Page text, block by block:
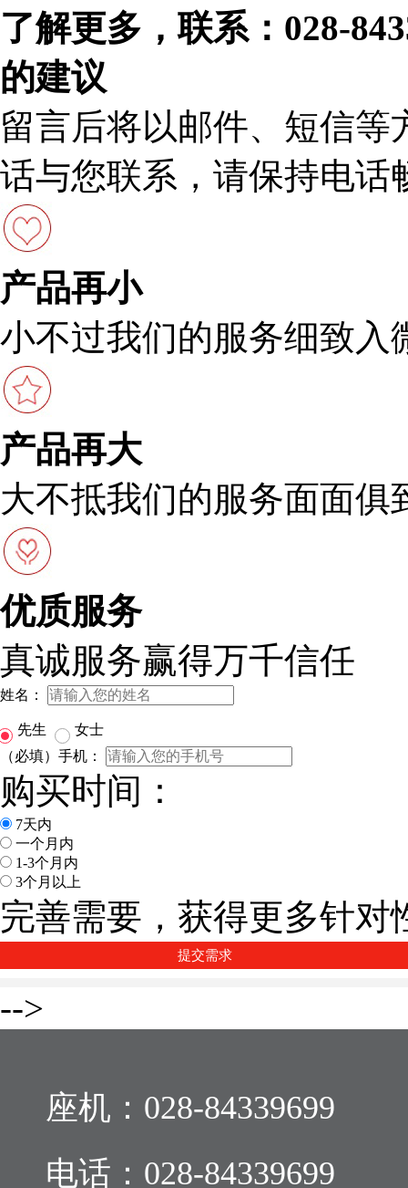
了解更多，联系：028-
的建议
留言后将以邮件、短信
话与您联系，请保持电话
产品再小
小不过我们的服务细致入
产品再大
大不抵我们的服务面面俱
优质服务
真诚服务赢得万千信任
姓名：
先生
女士
（必填）手机：
购买时间：
7天内
一个月内
1-3个月内
3个月以上
完善需要，获得更多针
-->
座机： 028-84339699
电话： 028-84339699